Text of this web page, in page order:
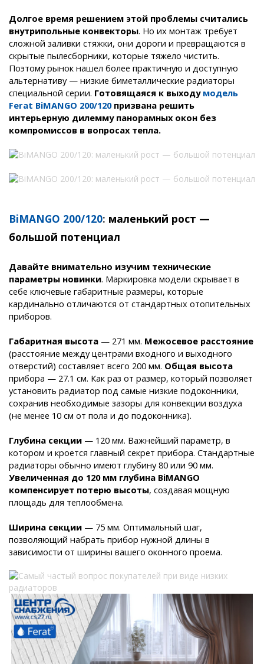
Долгое время решением этой проблемы считались
внутрипольные конвекторы. Но их монтаж требует
сложной заливки стяжки, они дороги и превращаются в
скрытые пылесборники, которые тяжело чистить.
Поэтому рынок нашел более практичную и доступную
альтернативу — низкие биметаллические радиаторы
специальной серии. Готовящаяся к выходу модель
Ferat BiMANGO 200/120 призвана решить
интерьерную дилемму панорамных окон без
компромиссов в вопросах тепла.
BiMANGO 200/120: маленький рост —
большой потенциал
Давайте внимательно изучим технические
параметры новинки. Маркировка модели скрывает в
себе ключевые габаритные размеры, которые
кардинально отличаются от стандартных отопительных
приборов.
Габаритная высота — 271 мм. Межосевое расстояние
(расстояние между центрами входного и выходного
отверстий) составляет всего 200 мм. Общая высота
прибора — 27.1 см. Как раз от размер, который позволяет
установить радиатор под самые низкие подоконники,
сохранив необходимые зазоры для конвекции воздуха
(не менее 10 см от пола и до подоконника).
Глубина секции — 120 мм. Важнейший параметр, в
котором и кроется главный секрет прибора. Стандартные
радиаторы обычно имеют глубину 80 или 90 мм.
Увеличенная до 120 мм глубина BiMANGO
компенсирует потерю высоты, создавая мощную
площадь для теплообмена.
Ширина секции — 75 мм. Оптимальный шаг,
позволяющий набрать прибор нужной длины в
зависимости от ширины вашего оконного проема.